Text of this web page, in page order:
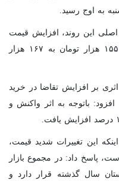
به اوج رسید.
این روند، افزایش قیمت
ارز در بازار داخلی بوده که از حدود ۱۵۵ هزار تومان به ۱۶۷ هزار
بر افزایش تقاضا در خرید
باتوجه به اثر واکنش و
این تغییرات شدید قیمت،
پاسخ داد: در مجموع بازار
سال گذشته قرار دارد و